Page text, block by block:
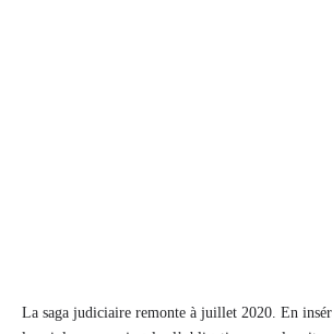
La saga judiciaire remonte à juillet 2020. En